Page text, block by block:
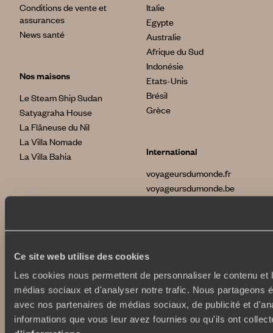
Ce site web utilise des cookies
Les cookies nous permettent de personnaliser le contenu
médias sociaux et d'analyser notre trafic. Nous partageons
avec nos partenaires de médias sociaux, de publicité et
informations que vous leur avez fournies ou qu'ils ont
Conditions de vente et
assurances
News santé
Nos maisons
Le Steam Ship Sudan
Satyagraha House
La Flâneuse du Nil
La Villa Nomade
La Villa Bahia
Italie
Egypte
Australie
Afrique du Sud
Indonésie
Etats-Unis
Brésil
Grèce
International
voyageursdumonde.fr
voyageursdumonde.be
voyageursdumonde.com
originaldiving.com
extraordinaryjourneys.com